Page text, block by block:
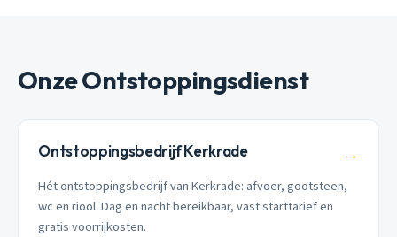
Onze Ontstoppingsdienst
Ontstoppingsbedrijf Kerkrade →
Hét ontstoppingsbedrijf van Kerkrade: afvoer, gootsteen,
wc en riool. Dag en nacht bereikbaar, vast starttarief en
gratis voorrijkosten.